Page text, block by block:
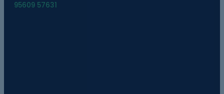
95609 57631